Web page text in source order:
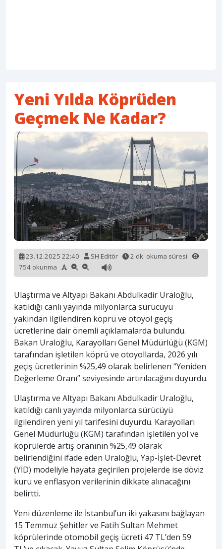
Yeni Yılda Köprüden
Geçmek Ne Kadar?
23.12.2025 22:40 SH Editör
2 dk. okuma süresi
754 okunma
Ulaştırma ve Altyapı Bakanı Abdulkadir Uraloğlu,
katıldığı canlı yayında milyonlarca sürücüyü
yakından ilgilendiren köprü ve otoyol geçiş
ücretlerine dair önemli açıklamalarda bulundu.
Bakan Uraloğlu, Karayolları Genel Müdürlüğü (KGM)
tarafından işletilen köprü ve otoyollarda, 2026 yılı
geçiş ücretlerinin %25,49 olarak belirlenen “Yeniden
Değerleme Oranı” seviyesinde artırılacağını duyurdu.
Ulaştırma ve Altyapı Bakanı Abdulkadir Uraloğlu,
katıldığı canlı yayında milyonlarca sürücüyü
ilgilendiren yeni yıl tarifesini duyurdu. Karayolları
Genel Müdürlüğü (KGM) tarafından işletilen yol ve
köprülerde artış oranının %25,49 olarak
belirlendiğini ifade eden Uraloğlu, Yap-İşlet-Devret
(YİD) modeliyle hayata geçirilen projelerde ise döviz
kuru ve enflasyon verilerinin dikkate alınacağını
belirtti.
Yeni düzenleme ile İstanbul’un iki yakasını bağlayan
15 Temmuz Şehitler ve Fatih Sultan Mehmet
köprülerinde otomobil geçiş ücreti 47 TL’den 59